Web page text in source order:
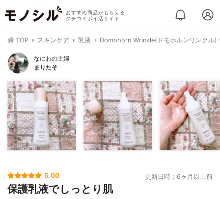
おすすめ商品がもらえる
クチコミポイ活サイト
TOP スキンケア 乳液 Domohorn Wrinkle(ドモホルンリンクル)
なにわの主婦
まりたそ
5.00 更新日時：6ヶ月以上前
保護乳液でしっとり肌